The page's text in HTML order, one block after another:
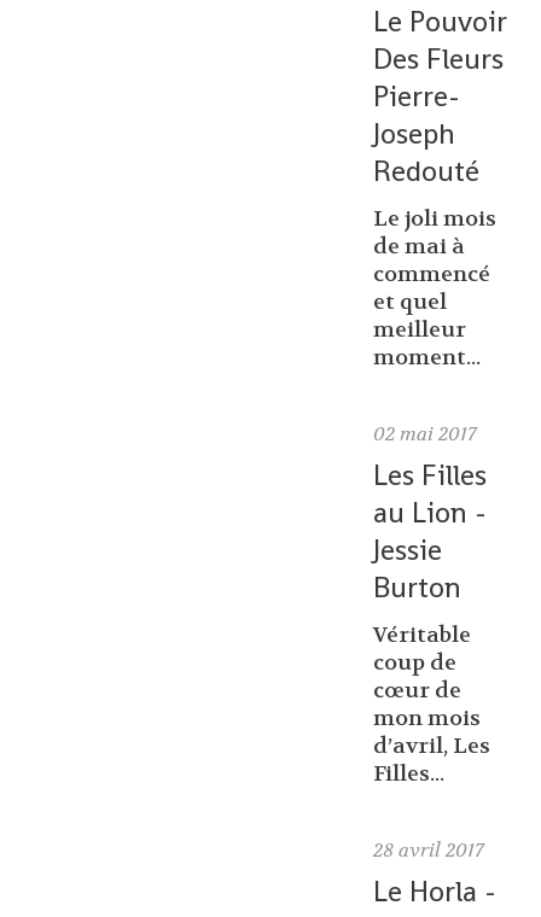
Le Pouvoir
Des Fleurs
Pierre-
Joseph
Redouté
Le joli mois
de mai à
commencé
et quel
meilleur
moment...
02 mai 2017
Les Filles
au Lion -
Jessie
Burton
Véritable
coup de
cœur de
mon mois
d’avril, Les
Filles...
28 avril 2017
Le Horla -